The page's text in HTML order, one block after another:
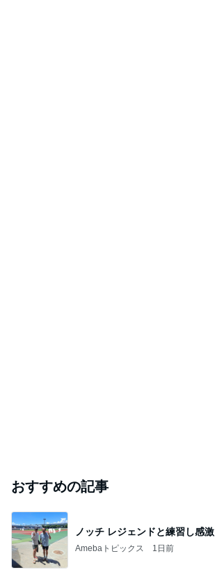
おすすめの記事
ノッチ レジェンドと練習し感激
Amebaトピックス 1日前